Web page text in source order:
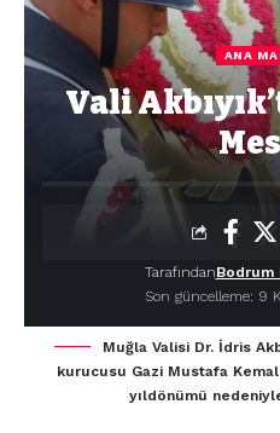
ANA
Vali
Son güncelleme: 9
TarafındanBodrum
Muğla Valisi Dr. İdris
kurucusu Gazi Mustafa Kemal
yıldönümü